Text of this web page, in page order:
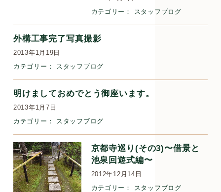
カテゴリー：
スタッフブログ
外構工事完了写真撮影
2013年1月19日
カテゴリー：
スタッフブログ
明けましておめでとう御座います。
2013年1月7日
カテゴリー：
スタッフブログ
京都寺巡り(その3)〜借景と
池泉回遊式編〜
2012年12月14日
カテゴリー：
スタッフブログ